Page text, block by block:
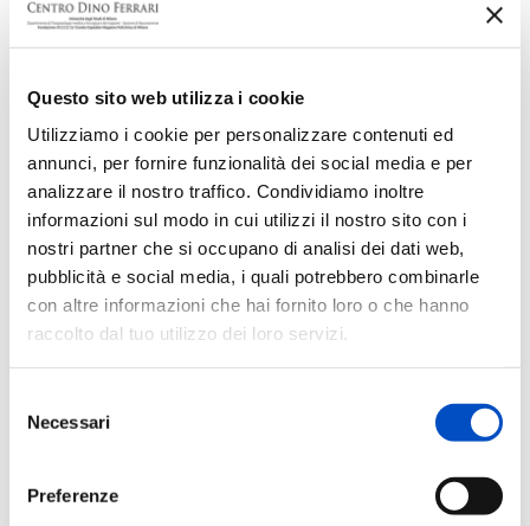
Questo sito web utilizza i cookie
Utilizziamo i cookie per personalizzare contenuti ed
annunci, per fornire funzionalità dei social media e per
analizzare il nostro traffico. Condividiamo inoltre
informazioni sul modo in cui utilizzi il nostro sito con i
nostri partner che si occupano di analisi dei dati web,
pubblicità e social media, i quali potrebbero combinarle
con altre informazioni che hai fornito loro o che hanno
raccolto dal tuo utilizzo dei loro servizi.
delNecessari
Preferenze